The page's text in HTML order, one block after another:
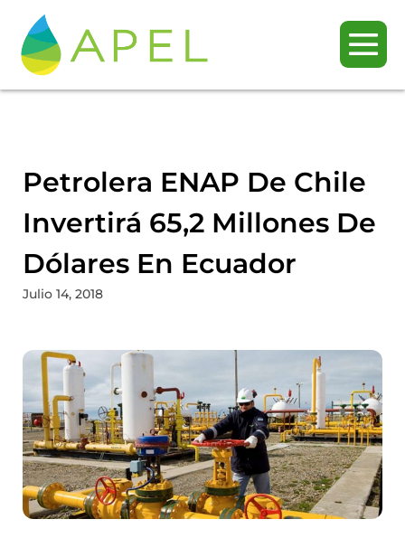
Petrolera ENAP De Chile
Invertirá 65,2 Millones De
Dólares En Ecuador
Julio 14, 2018